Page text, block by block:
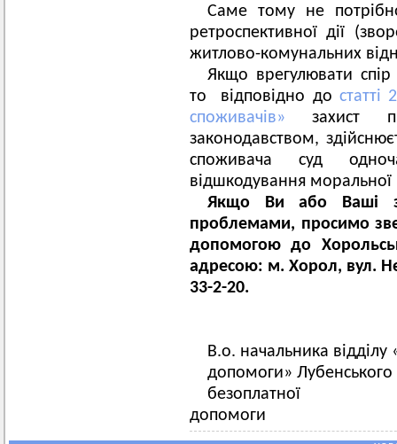
Саме тому не
ретроспективної дії
житлово-комунальних
Якщо врегулювати
то відповідно до статті
споживачів» захист
законодавством,
споживача суд
відшкодування
Якщо Ви або Ваші
проблемами, просимо
допомогою до
адресою: м. Хорол, вул.
33-2-20.
В.о. начальника
допомоги»
безоплатної
допомоги